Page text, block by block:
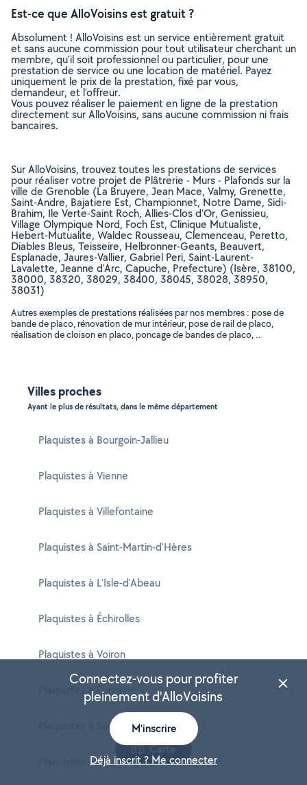
Est-ce que AlloVoisins est gratuit ?
Absolument ! AlloVoisins est un service entièrement gratuit
et sans aucune commission pour tout utilisateur cherchant un
membre, qu’il soit professionnel ou particulier, pour une
prestation de service ou une location de matériel. Payez
uniquement le prix de la prestation, fixé par vous,
demandeur, et l’offreur.
Vous pouvez réaliser le paiement en ligne de la prestation
directement sur AlloVoisins, sans aucune commission ni frais
bancaires.
Sur AlloVoisins, trouvez toutes les prestations de services
pour réaliser votre projet de Plâtrerie - Murs - Plafonds sur la
ville de Grenoble (La Bruyere, Jean Mace, Valmy, Grenette,
Saint-Andre, Bajatiere Est, Championnet, Notre Dame, Sidi-
Brahim, Ile Verte-Saint Roch, Allies-Clos d'Or, Genissieu,
Village Olympique Nord, Foch Est, Clinique Mutualiste,
Hebert-Mutualite, Waldec Rousseau, Clemenceau, Peretto,
Diables Bleus, Teisseire, Helbronner-Geants, Beauvert,
Esplanade, Jaures-Vallier, Gabriel Peri, Saint-Laurent-
Lavalette, Jeanne d'Arc, Capuche, Prefecture) (Isère, 38100,
38000, 38320, 38029, 38400, 38045, 38028, 38950,
38031)
Autres exemples de prestations réalisées par nos membres : pose de
bande de placo, rénovation de mur intérieur, pose de rail de placo,
réalisation de cloison en placo, poncage de bandes de placo, ..
Villes proches
Ayant le plus de résultats, dans le même département
Plaquistes à Bourgoin-Jallieu
Plaquistes à Vienne
Plaquistes à Villefontaine
Plaquistes à Saint-Martin-d'Hères
Plaquistes à L'Isle-d'Abeau
Plaquistes à Échirolles
Plaquistes à Voiron
Plaquistes à Fontaine
Plaquistes à Saint-Égrève
Plaquistes à Meylan
Carte
Connectez-vous pour profiter
pleinement d'AlloVoisins
M'inscrire
Déjà inscrit ? Me connecter